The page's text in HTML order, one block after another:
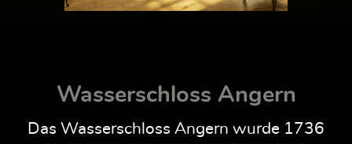
Wasserschloss Angern
Das Wasserschloss Angern wurde 1736